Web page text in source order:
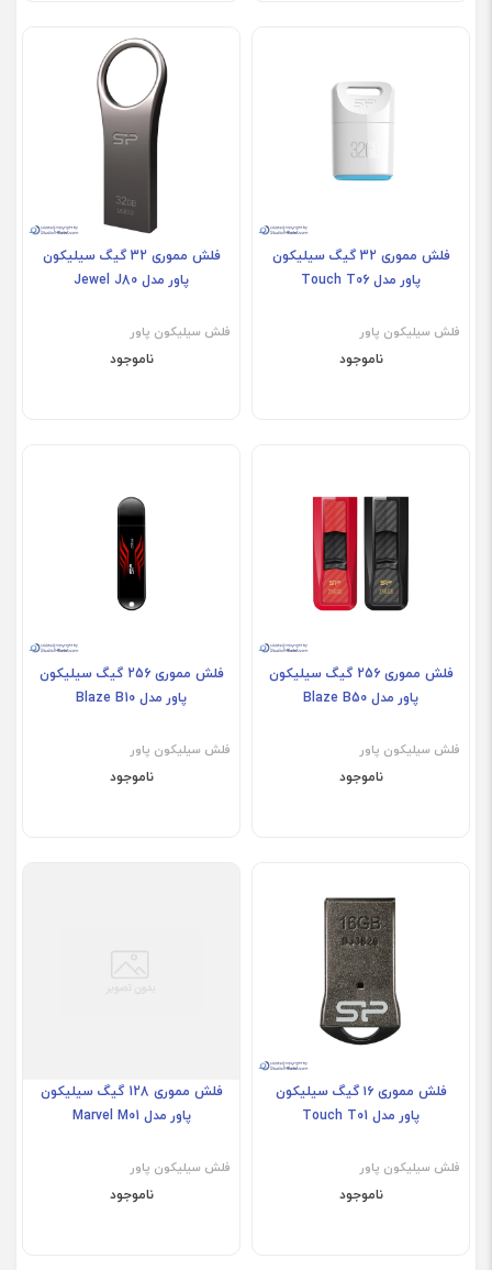
فلش مموری 32 گیگ سیلیکون
پاور مدل Touch T06
فلش سیلیکون پاور
ناموجود
فلش مموری 32 گیگ سیلیکون
پاور مدل Jewel J80
فلش سیلیکون پاور
ناموجود
فلش مموری 256 گیگ سیلیکون
پاور مدل Blaze B50
فلش سیلیکون پاور
ناموجود
فلش مموری 256 گیگ سیلیکون
پاور مدل Blaze B10
فلش سیلیکون پاور
ناموجود
فلش مموری ۱۶ گیگ سیلیکون
پاور مدل Touch T01
فلش سیلیکون پاور
ناموجود
فلش مموری 128 گیگ سیلیکون
پاور مدل Marvel M01
فلش سیلیکون پاور
ناموجود